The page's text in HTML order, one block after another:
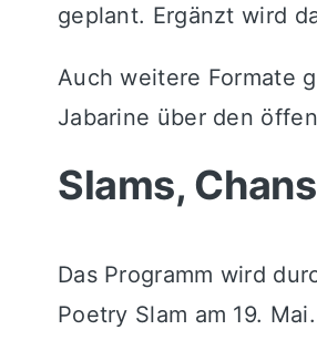
geplant. Ergänzt wird
Auch weitere Formate
Jabarine über den
Slams,
Das Programm wird
Poetry Slam am 19. Mai.